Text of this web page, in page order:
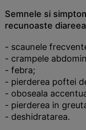
Semnele si
recunoaste
- scaunele
- crampele
- febra;
- pierderea poftei
- oboseala
- pierderea in
- deshidratarea.